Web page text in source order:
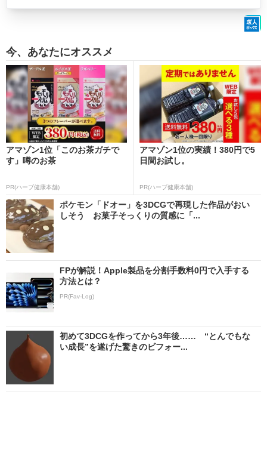
今、あなたにオススメ
アマゾン1位「このお茶ガチで
す」噂のお茶
PR(ハーブ健康本舗)
アマゾン1位の実績！380円で5
日間お試し。
PR(ハーブ健康本舗)
ポケモン「ドオー」を3DCGで再現した作品がおい
しそう お菓子そっくりの質感に「...
FPが解説！Apple製品を分割手数料0円で入手する
方法とは？
PR(Fav-Log)
初めて3DCGを作ってから3年後…… “とんでもな
い成長”を遂げた驚きのビフォー...